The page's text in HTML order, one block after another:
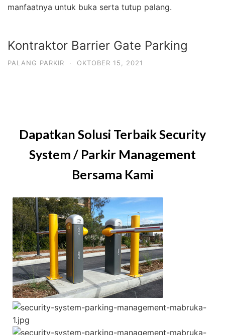
manfaatnya untuk buka serta tutup palang.
Kontraktor Barrier Gate Parking
PALANG PARKIR · OKTOBER 15, 2021
Dapatkan Solusi Terbaik Security
System / Parkir Management
Bersama Kami